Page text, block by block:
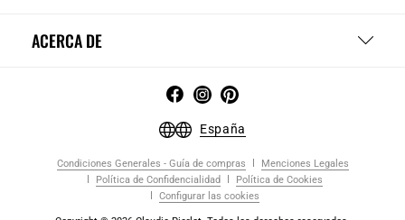
ACERCA DE
España
Condiciones Generales - Guía de compras
Menciones Legales
Política de Confidencialidad
Política de Cookies
Configurar las cookies